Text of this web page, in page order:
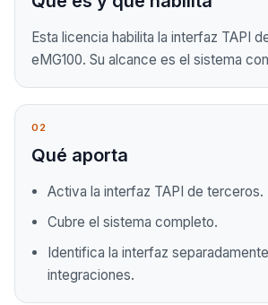
Esta licencia habilita la interfaz TAPI
eMG100. Su alcance es el sistema
02
Qué aporta
Activa la interfaz TAPI de terceros.
Cubre el sistema completo.
Identifica la interfaz
integraciones.